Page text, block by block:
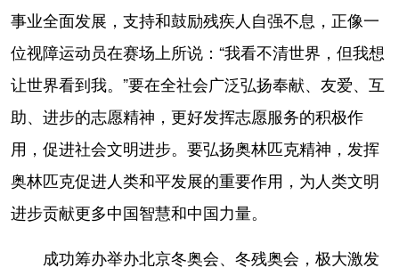
事业全面发展，支持和鼓励残疾人自强不息，正像一
位视障运动员在赛场上所说：“我看不清世界，但我想
让世界看到我。”要在全社会广泛弘扬奉献、友爱、互
助、进步的志愿精神，更好发挥志愿服务的积极作
用，促进社会文明进步。要弘扬奥林匹克精神，发挥
奥林匹克促进人类和平发展的重要作用，为人类文明
进步贡献更多中国智慧和中国力量。
成功筹办举办北京冬奥会、冬残奥会，极大激发